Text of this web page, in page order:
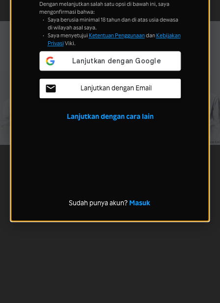
Dengan melanjutkan salah satu opsi di bawah ini, saya
mengonfirmasi bahwa:
Saya berusia minimal 18 tahun dan di atas usia dewasa
di wilayah asal saya.
Saya menyetujui Ketentuan Penggunaandan Kebijakan
Privasi Viki.
Lanjutkan dengan Email
Lanjutkan dengan cara lain
Sudah punya akun? Masuk